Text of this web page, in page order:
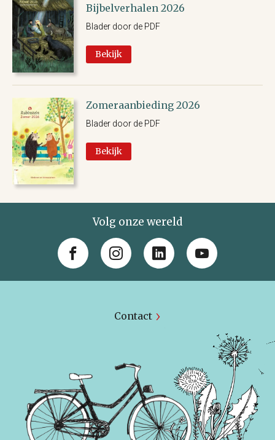
Bijbelverhalen 2026
Blader door de PDF
Bekijk
Zomeraanbieding 2026
Blader door de PDF
Bekijk
Volg onze wereld
Contact